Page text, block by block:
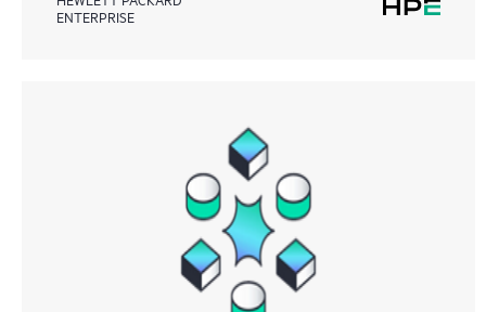
ENTERPRISE